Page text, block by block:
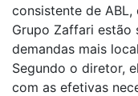
consistente de
Grupo Zaffari estão
demandas mais
Segundo o diretor,
com as efetivas